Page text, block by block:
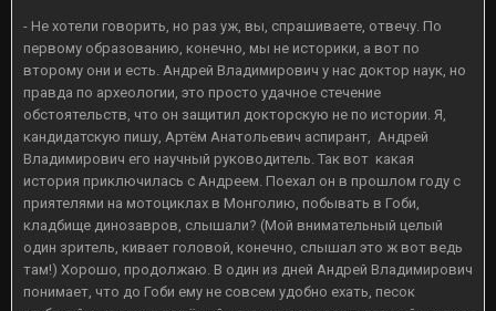
- Не хотели говорить, но раз уж, вы, спрашиваете, отвечу. По
первому образованию, конечно, мы не историки, а вот по
второму они и есть. Андрей Владимирович у нас доктор наук, но
правда по археологии, это просто удачное стечение
обстоятельств, что он защитил докторскую не по истории. Я,
кандидатскую пишу, Артём Анатольевич аспирант, Андрей
Владимирович его научный руководитель. Так вот какая
история приключилась с Андреем. Поехал он в прошлом году с
приятелями на мотоциклах в Монголию, побывать в Гоби,
кладбище динозавров, слышали? (Мой внимательный целый
один зритель, кивает головой, конечно, слышал это ж вот ведь
там!) Хорошо, продолжаю. В один из дней Андрей Владимирович
понимает, что до Гоби ему не совсем удобно ехать, песок